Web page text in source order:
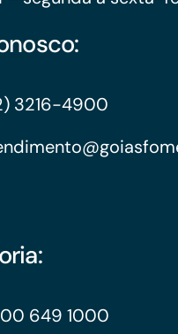
3216-4900
649 1000